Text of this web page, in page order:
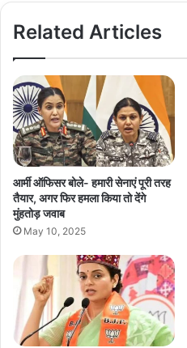
Related Articles
आर्मी ऑफिसर बोले- हमारी सेनाएं पूरी तरह
तैयार, अगर फिर हमला किया तो देंगे
मुंहतोड़ जवाब
May 10, 2025